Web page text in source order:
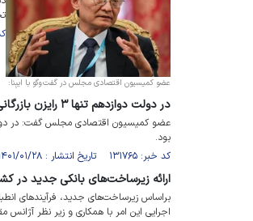
کد
عضو کمیسیون اقتصادی مجلس در گفت‌وگو با ایبِنا:
در دولت دوازدهم تنها ۳ رایزن بازرگانی داشتیم/ امکان تحقق رشد ۸ درصدی اقتصاد
عضو کمیسیون اقتصادی مجلس گفت: در دولت
بود.
کد خبر: ۱۳۱۷۶۵ تاریخ انتشار : ۱۴۰۱/۰۱/۲۸
ارائه زیرساخت‌های بانکی جدید در
براساس زیرساخت‌های جدید، فرآیندهای
اجرایی این امر با همکاری و زیر نظر آژانس